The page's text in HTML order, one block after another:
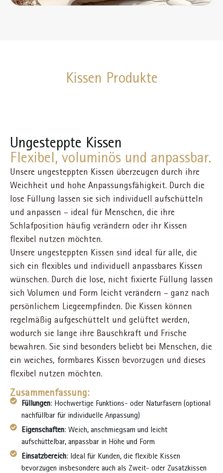
Kissen Produkte
Ungesteppte Kissen
Flexibel, voluminös und anpassbar.
Unsere ungesteppten Kissen überzeugen durch ihre
Weichheit und hohe Anpassungsfähigkeit. Durch die
lose Füllung lassen sie sich individuell aufschütteln
und anpassen – ideal für Menschen, die ihre
Schlafposition häufig verändern oder ihr Kissen
flexibel nutzen möchten.
Unsere ungesteppten Kissen sind ideal für alle, die
sich ein flexibles und individuell anpassbares Kissen
wünschen. Durch die lose, nicht fixierte Füllung lassen
sich Volumen und Form leicht verändern – ganz nach
persönlichem Liegeempfinden. Die Kissen können
regelmäßig aufgeschüttelt und gelüftet werden,
wodurch sie lange ihre Bauschkraft und Frische
bewahren. Sie sind besonders beliebt bei Menschen, die
ein weiches, formbares Kissen bevorzugen und dieses
flexibel nutzen möchten.
Zusammenfassung:
Füllungen: Hochwertige Funktions- oder Naturfasern (optional
nachfüllbar für individuelle Anpassung)
Eigenschaften: Weich, anschmiegsam und leicht
aufschüttelbar, anpassbar in Höhe und Form
Einsatzbereich: Ideal für Kunden, die flexible Kissen
bevorzugen insbesondere auch als Zweit- oder Zusatzkissen